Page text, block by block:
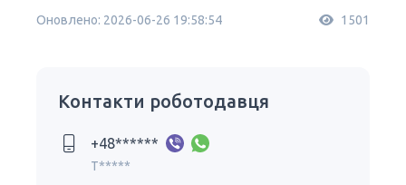
Оновлено: 2026-06-26 19:58:54 1501
Контакти роботодавця
+48******
T*****